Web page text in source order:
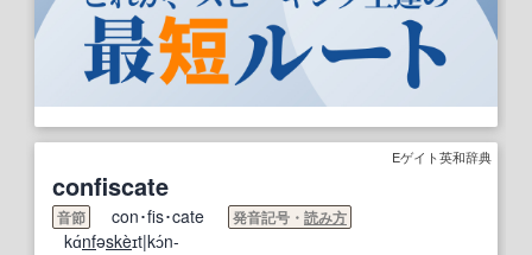
Eゲイト英和辞典
confiscate
音節 con･fis･cate 発音記号・ 読み方
kɑ́nfəskèɪt|kɔ́n-